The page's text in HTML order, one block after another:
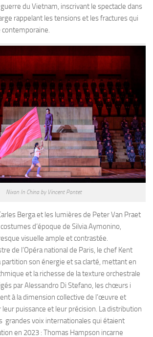
du Vietnam, inscrivant le spectacle dans
rappelant les tensions et les fractures qui
contemporaine.
Nixon In China by Vincent Pontet
Berga et les lumières de Peter Van Praet
d’époque de Silvia Aymonino,
visuelle ample et contrastée.
de l’Opéra national de Paris, le chef Kent
partition son énergie et sa clarté, mettant en
et la richesse de la texture orchestrale
par Alessandro Di Stefano, les chœurs i
à la dimension collective de l’œuvre et
puissance et leur précision. La distribution
grandes voix internationales qui étaient
en 2023 : Thomas Hampson incarne